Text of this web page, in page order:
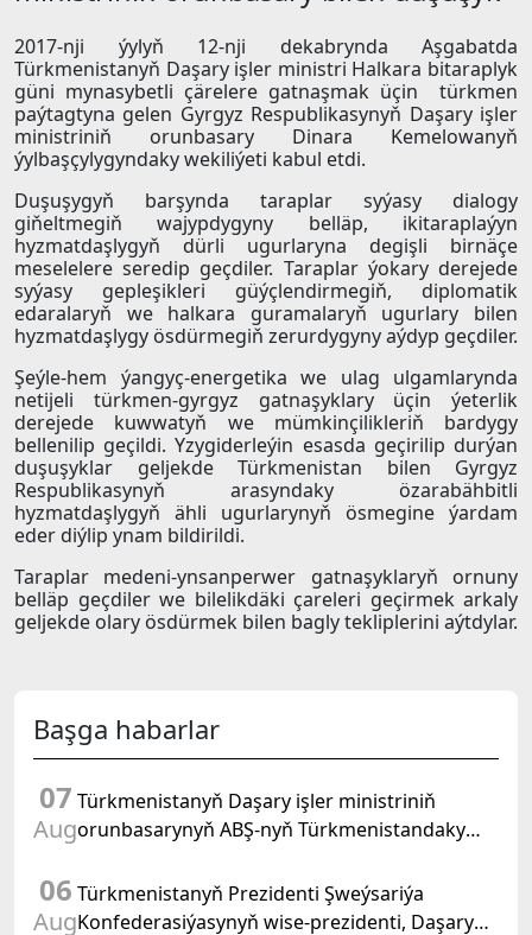
2017-nji ýylyň 12-nji dekabrynda Aşgabatda
Türkmenistanyň Daşary işler ministri Halkara bitaraplyk
güni mynasybetli çärelere gatnaşmak üçin türkmen
paýtagtyna gelen Gyrgyz Respublikasynyň Daşary işler
ministriniň orunbasary Dinara Kemelowanyň
ýylbaşçylygyndaky wekiliýeti kabul etdi.
Duşuşygyň barşynda taraplar syýasy dialogy
giňeltmegiň wajypdygyny belläp, ikitaraplaýyn
hyzmatdaşlygyň dürli ugurlaryna degişli birnäçe
meselelere seredip geçdiler. Taraplar ýokary derejede
syýasy gepleşikleri güýçlendirmegiň, diplomatik
edaralaryň we halkara guramalaryň ugurlary bilen
hyzmatdaşlygy ösdürmegiň zerurdygyny aýdyp geçdiler.
Şeýle-hem ýangyç-energetika we ulag ulgamlarynda
netijeli türkmen-gyrgyz gatnaşyklary üçin ýeterlik
derejede kuwwatyň we mümkinçilikleriň bardygy
bellenilip geçildi. Yzygiderleýin esasda geçirilip durýan
duşuşyklar geljekde Türkmenistan bilen Gyrgyz
Respublikasynyň arasyndaky özarabähbitli
hyzmatdaşlygyň ähli ugurlarynyň ösmegine ýardam
eder diýlip ynam bildirildi.
Taraplar medeni-ynsanperwer gatnaşyklaryň ornuny
belläp geçdiler we bilelikdäki çareleri geçirmek arkaly
geljekde olary ösdürmek bilen bagly tekliplerini aýtdylar.
Başga habarlar
07
Aug
Türkmenistanyň Daşary işler ministriniň
orunbasarynyň ABŞ-nyň Türkmenistandaky
geçirildi
06
Aug
Türkmenistanyň Prezidenti Şweýsariýa
Konfederasiýasynyň wise-prezidenti, Daşary